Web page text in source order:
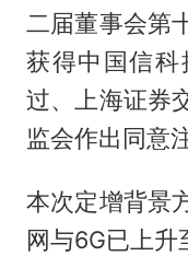
二届董事会第
获得中国信科
过、上海证券
监会作出同意
本次定增背景
网与6G已上升